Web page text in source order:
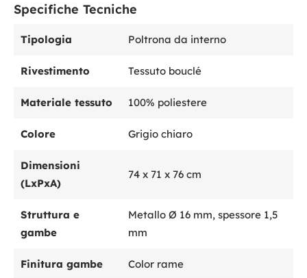
Specifiche Tecniche
Tipologia Poltrona da interno
Rivestimento Tessuto bouclé
Materiale tessuto 100% poliestere
Colore Grigio chiaro
Dimensioni
(LxPxA)
74 x 71 x 76 cm
Struttura e
gambe
Metallo Ø 16 mm, spessore 1,5
mm
Finitura gambe Color rame